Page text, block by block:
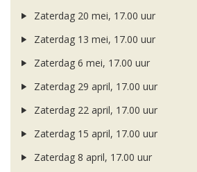
Zaterdag 20 mei, 17.00 uur
Zaterdag 13 mei, 17.00 uur
Zaterdag 6 mei, 17.00 uur
Zaterdag 29 april, 17.00 uur
Zaterdag 22 april, 17.00 uur
Zaterdag 15 april, 17.00 uur
Zaterdag 8 april, 17.00 uur